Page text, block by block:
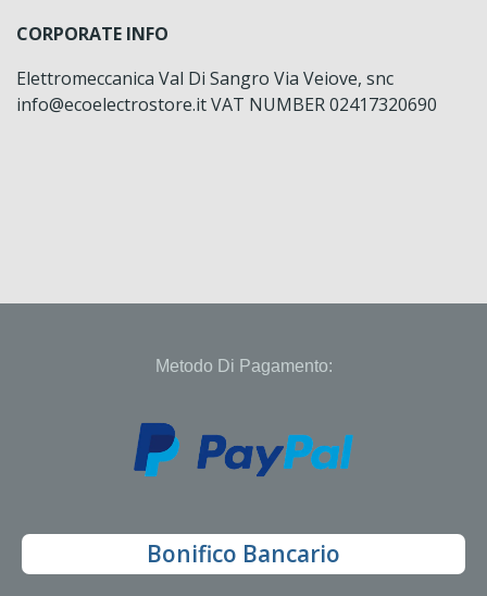
CORPORATE INFO
Elettromeccanica Val Di Sangro Via Veiove, snc
info@ecoelectrostore.it VAT NUMBER 02417320690
Metodo Di Pagamento:
Bonifico Bancario